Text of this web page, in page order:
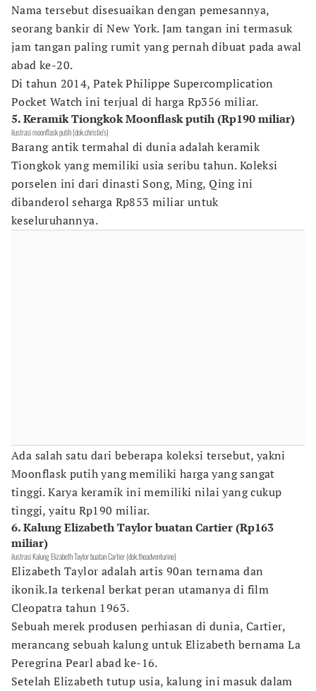
Nama tersebut disesuaikan dengan pemesannya,
seorang bankir di New York. Jam tangan ini termasuk
jam tangan paling rumit yang pernah dibuat pada awal
abad ke-20.
Di tahun 2014, Patek Philippe Supercomplication
Pocket Watch ini terjual di harga Rp356 miliar.
5. Keramik Tiongkok Moonflask putih (Rp190 miliar)
ilustrasi moonflask putih (dok.christie's)
Barang antik termahal di dunia adalah keramik
Tiongkok yang memiliki usia seribu tahun. Koleksi
porselen ini dari dinasti Song, Ming, Qing ini
dibanderol seharga Rp853 miliar untuk
keseluruhannya.
Ada salah satu dari beberapa koleksi tersebut, yakni
Moonflask putih yang memiliki harga yang sangat
tinggi. Karya keramik ini memiliki nilai yang cukup
tinggi, yaitu Rp190 miliar.
6. Kalung Elizabeth Taylor buatan Cartier (Rp163
miliar)
ilustrasi Kalung Elizabeth Taylor buatan Cartier (dok.theadventurine)
Elizabeth Taylor adalah artis 90an ternama dan
ikonik.Ia terkenal berkat peran utamanya di film
Cleopatra tahun 1963.
Sebuah merek produsen perhiasan di dunia, Cartier,
merancang sebuah kalung untuk Elizabeth bernama La
Peregrina Pearl abad ke-16.
Setelah Elizabeth tutup usia, kalung ini masuk dalam